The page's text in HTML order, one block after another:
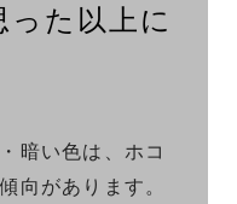
た以上に
暗い色は、ホコ
向があります。